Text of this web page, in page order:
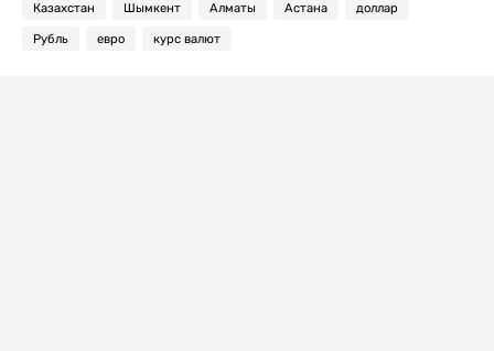
Казахстан Шымкент Алматы Астана доллар
Рубль евро курс валют